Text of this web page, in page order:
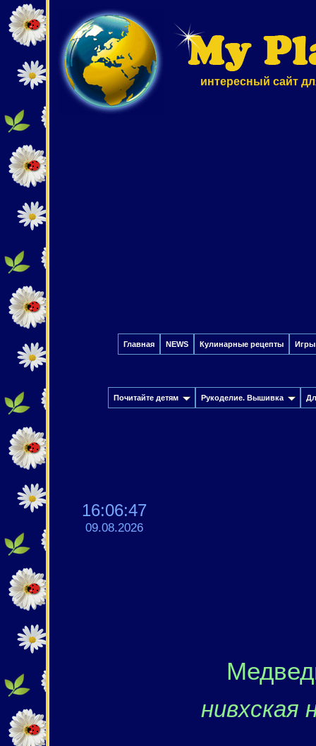
интересный сайт
Главная NEWS Кулинарные рецепты Игры
Почитайте детям Рукоделие. Вышивка
16:06:48
09.08.2026
нивхская